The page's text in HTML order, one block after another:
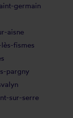
germain
aisne
fismes
pargny
sur-serre